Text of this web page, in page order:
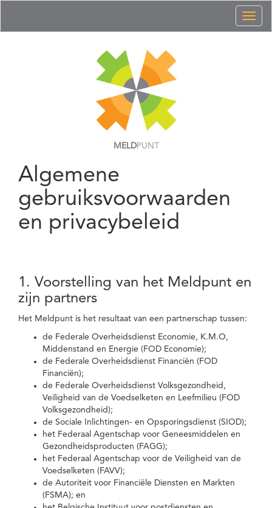
MELDPUNT
Algemene
gebruiksvoorwaarden
en privacybeleid
1. Voorstelling van het Meldpunt en
zijn partners
Het Meldpunt is het resultaat van een partnerschap tussen:
de Federale Overheidsdienst Economie, K.M.O,
Middenstand en Energie (FOD Economie);
de Federale Overheidsdienst Financiën (FOD
Financiën);
de Federale Overheidsdienst Volksgezondheid,
Veiligheid van de Voedselketen en Leefmilieu (FOD
Volksgezondheid);
de Sociale Inlichtingen- en Opsporingsdienst (SIOD);
het Federaal Agentschap voor Geneesmiddelen en
Gezondheidsproducten (FAGG);
het Federaal Agentschap voor de Veiligheid van de
Voedselketen (FAVV);
de Autoriteit voor Financiële Diensten en Markten
(FSMA); en